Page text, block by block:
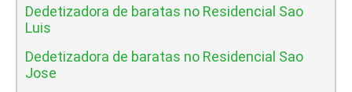
Dedetizadora de baratas no Residencial Sao
Luis
Dedetizadora de baratas no Residencial Sao
Jose